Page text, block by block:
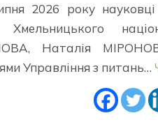
2026 року науковці
Хмельницького
Наталія
Управління з питань…